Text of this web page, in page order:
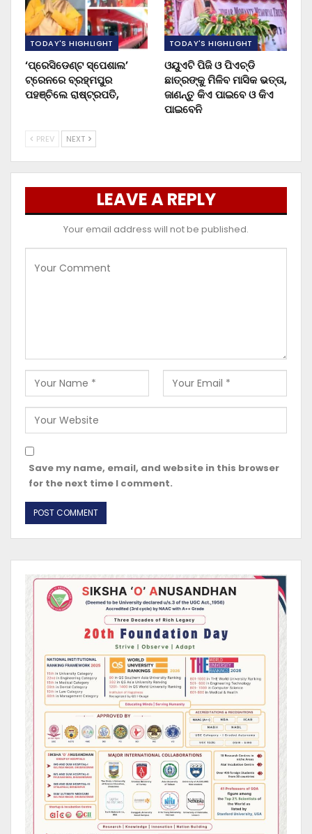
TODAY'S HIGHLIGHT
‘ପ୍ରେସିଡେଣ୍ଟ ସ୍ପେଶାଲ’
ଟ୍ରେନରେ ବ୍ରହ୍ମପୁର
ପହଞ୍ଚିଲେ ରାଷ୍ଟ୍ରପତି,
TODAY'S HIGHLIGHT
ଓୟୁଏଟି ପିଜି ଓ ପିଏଚ୍‌ଡି
ଛାତ୍ରଙ୍କୁ ମିଳିବ ମାସିକ ଭତ୍ତା,
ଜାଣନ୍ତୁ କିଏ ପାଇବେ ଓ କିଏ
ପାଇବେନି
PREV NEXT
LEAVE A REPLY
Your email address will not be published.
Save my name, email, and website in this browser
for the next time I comment.